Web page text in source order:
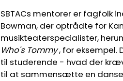
SBTACs mentorer er fagfolk
Bowman, der optrådte for
musikteaterspecialister,
Who's Tommy, for eksempel.
til studerende - hvad der
til at sammensætte en